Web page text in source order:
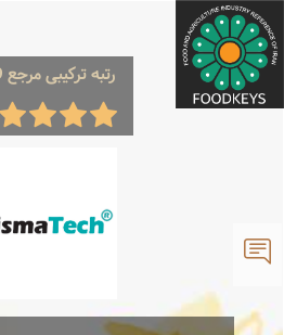
رتبه ترکیبی مرجع 5/19 ×
معرفی
تاریخچه